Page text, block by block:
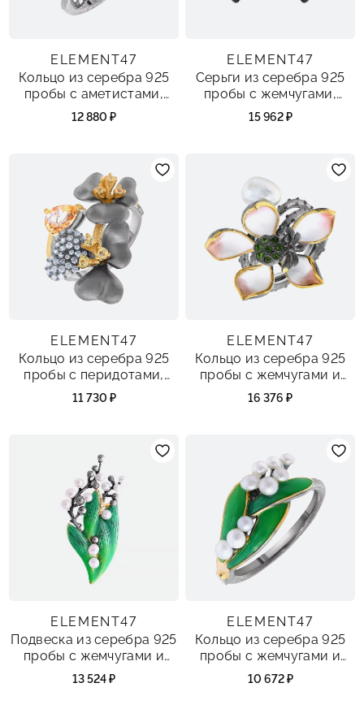
ELEMENT47
Кольцо из серебра 925
пробы с аметистами,
жемчугами и эмалью
12 880 ₽
ELEMENT47
Серьги из серебра 925
пробы с жемчугами,
аметистами и эмалью
15 962 ₽
ELEMENT47
Кольцо из серебра 925
пробы с перидотами,
фианитами и цитринами
11 730 ₽
ELEMENT47
Кольцо из серебра 925
пробы с жемчугами и
хромдиопсидом
16 376 ₽
ELEMENT47
Подвеска из серебра 925
пробы с жемчугами и
эмалью
13 524 ₽
ELEMENT47
Кольцо из серебра 925
пробы с жемчугами и
эмалью
10 672 ₽